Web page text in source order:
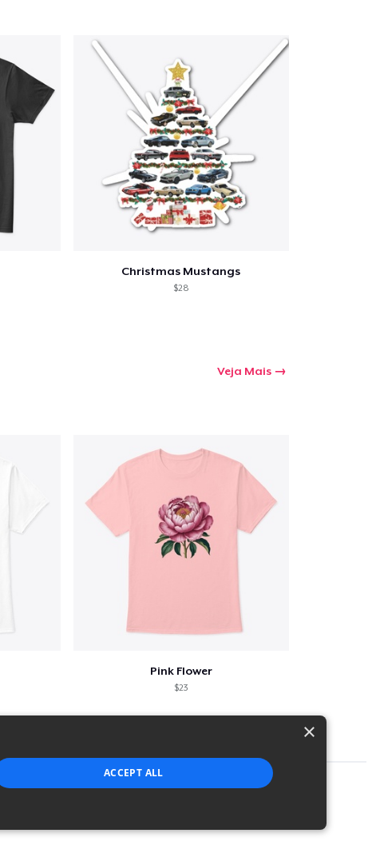
Christmas Mustangs
$28
Veja Mais
Pink Flower
$23
×
ACCEPT ALL